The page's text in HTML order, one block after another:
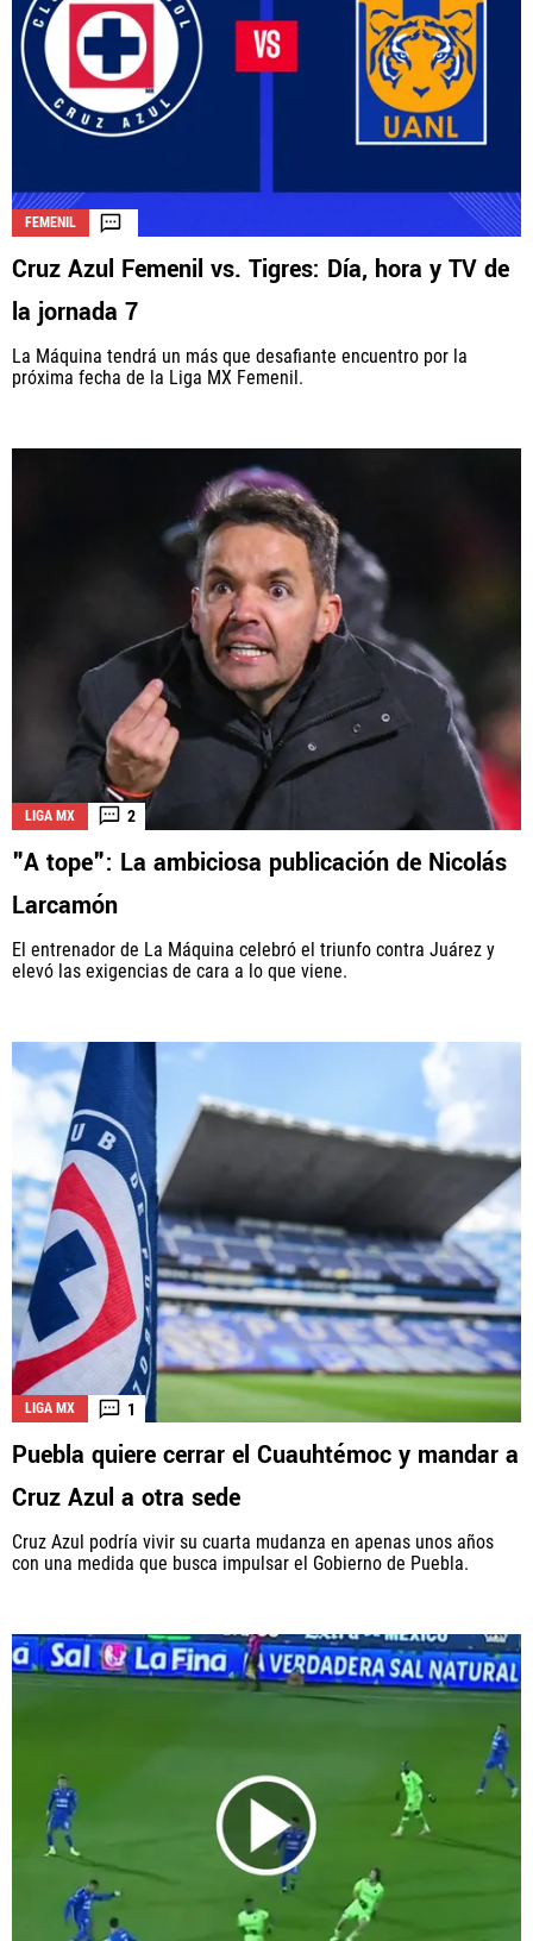
FEMENIL
Cruz Azul Femenil vs. Tigres: Día, hora y TV de
la jornada 7
La Máquina tendrá un más que desafiante encuentro por la
próxima fecha de la Liga MX Femenil.
LIGA MX 2
"A tope": La ambiciosa publicación de Nicolás
Larcamón
El entrenador de La Máquina celebró el triunfo contra Juárez y
elevó las exigencias de cara a lo que viene.
LIGA MX 1
Puebla quiere cerrar el Cuauhtémoc y mandar a
Cruz Azul a otra sede
Cruz Azul podría vivir su cuarta mudanza en apenas unos años
con una medida que busca impulsar el Gobierno de Puebla.